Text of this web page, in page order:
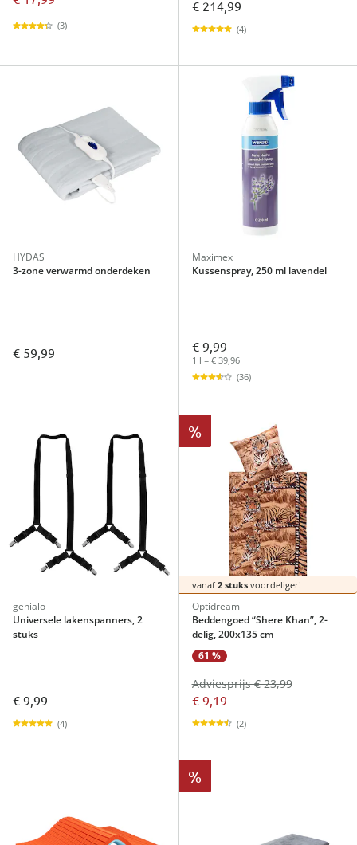
(3)
€ 214,99
(4)
HYDAS
3-zone verwarmd onderdeken
€ 59,99
Maximex
Kussenspray, 250 ml lavendel
€ 9,99
1 l = € 39,96
(36)
genialo
Universele lakenspanners, 2
stuks
€ 9,99
(4)
%
vanaf 2 stuksvoordeliger!
Optidream
Beddengoed “Shere Khan”, 2-
delig, 200x135 cm
61 %
€ 9,19
Adviesprijs € 23,99
(2)
%